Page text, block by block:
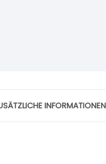
INFORMATIONEN